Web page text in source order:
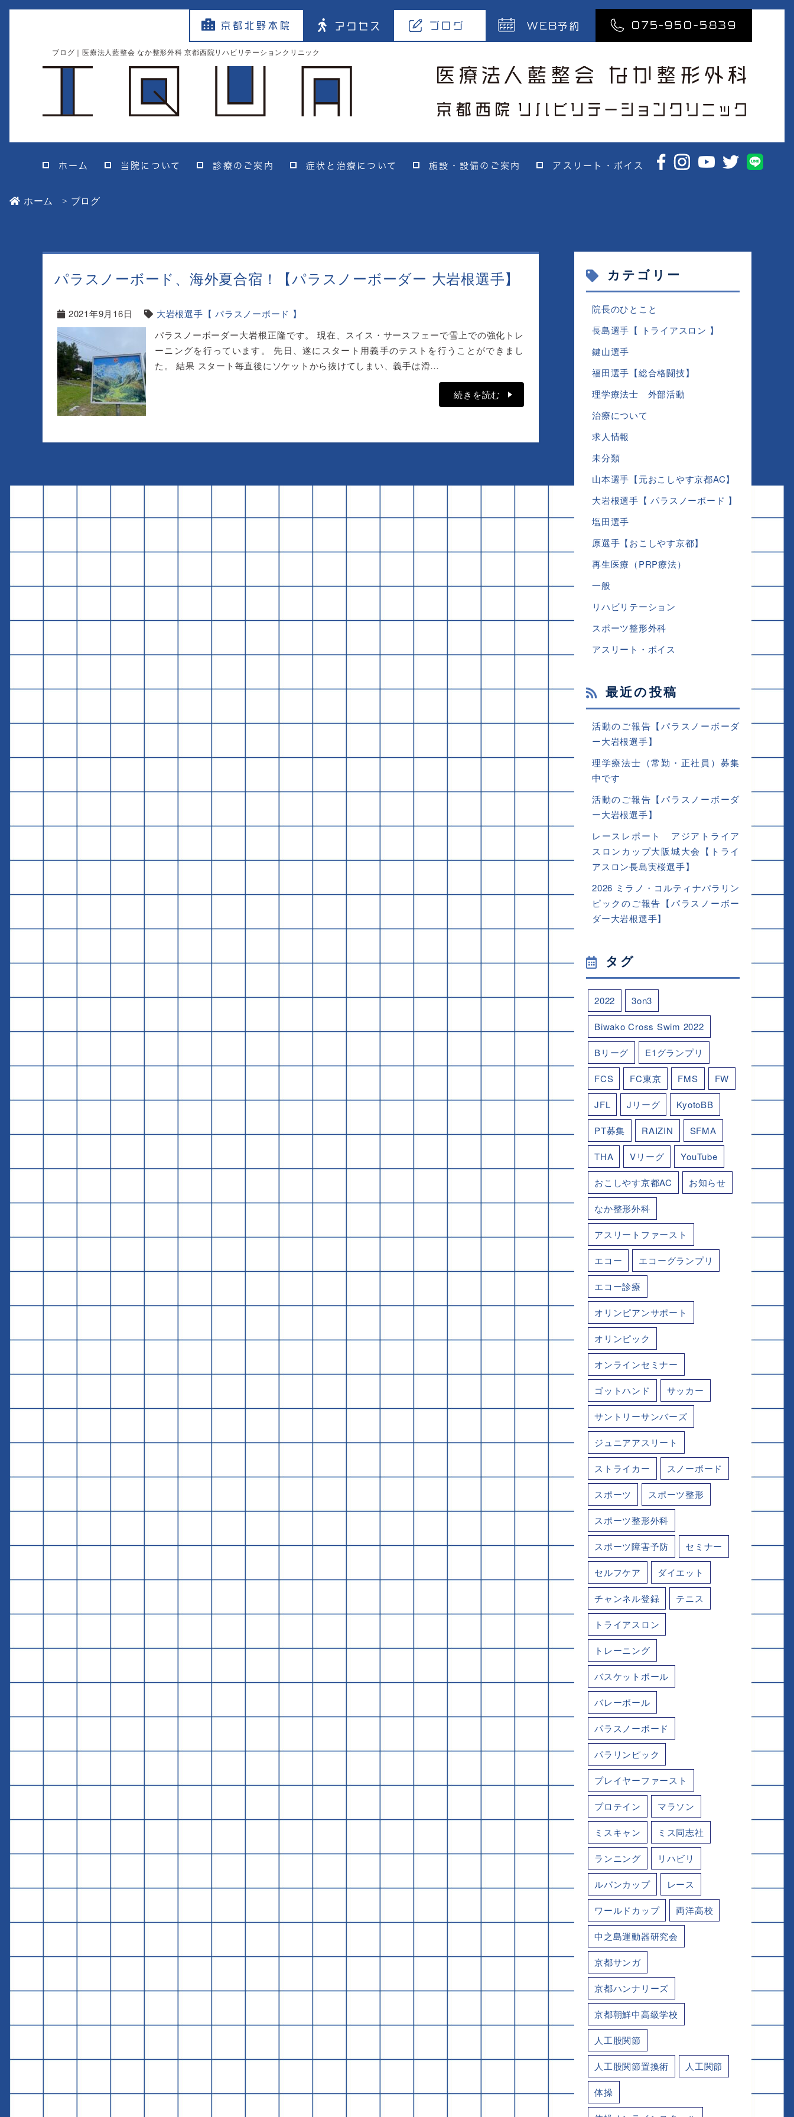
京都北野本院 アクセス ブログ WEB予約 075-950-5839
ホーム 当院について 診療のご案内 症状と治療について 施設・設備のご案内 アスリート・ボイス
ブログ｜医療法人藍整会 なか整形外科 京都西院リハビリテーションクリニック
ホーム ブログ
パラスノーボード、海外夏合宿！【パラスノーボーダー 大岩根選手】
2021年9月16日
大岩根選手【 パラスノーボード 】
パラスノーボーダー大岩根正隆です。 現在、スイス・サースフェーで雪上での強化トレ
ーニングを行っています。 先日、遂にスタート用義手のテストを行うことができまし
た。 結果 スタート毎直後にソケットから抜けてしまい、義手は滑…
続きを読む
カテゴリー
院長のひとこと
長島選手【 トライアスロン 】
鍵山選手
福田選手【総合格闘技】
理学療法士 外部活動
治療について
求人情報
未分類
山本選手【元おこしやす京都AC】
大岩根選手【 パラスノーボード 】
塩田選手
原選手【おこしやす京都】
再生医療（PRP療法）
一般
リハビリテーション
スポーツ整形外科
アスリート・ボイス
最近の投稿
活動のご報告【パラスノーボーダ
ー大岩根選手】
理学療法士（常勤・正社員）募集
中です
活動のご報告【パラスノーボーダ
ー大岩根選手】
レースレポート アジアトライア
スロンカップ大阪城大会【トライ
アスロン長島実桜選手】
2026 ミラノ・コルティナパラリン
ピックのご報告【パラスノーボー
ダー大岩根選手】
タグ
2022 3on3
Biwako Cross Swim 2022
Bリーグ E1グランプリ
FCS FC東京 FMS FW
JFL Jリーグ KyotoBB
PT募集 RAIZIN SFMA
THA Vリーグ YouTube
おこしやす京都AC お知らせ
なか整形外科
アスリートファースト
エコー エコーグランプリ
エコー診療
オリンピアンサポート
オリンピック
オンラインセミナー
ゴットハンド サッカー
サントリーサンバーズ
ジュニアアスリート
ストライカー スノーボード
スポーツ スポーツ整形
スポーツ整形外科
スポーツ障害予防 セミナー
セルフケア ダイエット
チャンネル登録 テニス
トライアスロン
トレーニング
バスケットボール
バレーボール
パラスノーボード
パラリンピック
プレイヤーファースト
プロテイン マラソン
ミスキャン ミス同志社
ランニング リハビリ
ルバンカップ レース
ワールドカップ 両洋高校
中之島運動器研究会
京都サンガ
京都ハンナリーズ
京都朝鮮中高級学校
人工股関節
人工股関節置換術 人工関節
体操